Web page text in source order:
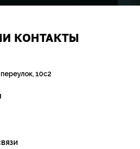
КОНТАКТЫ
10с2